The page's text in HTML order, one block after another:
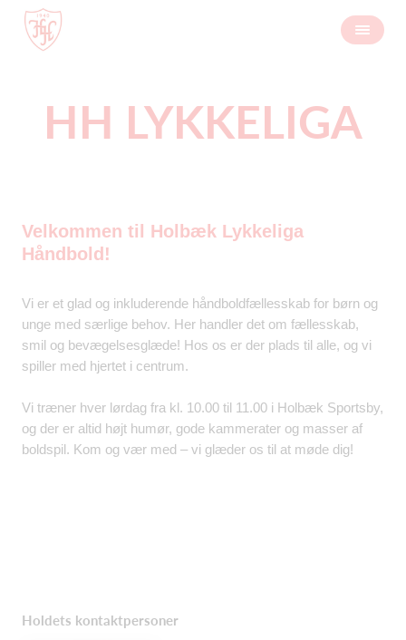
HH LYKKELIGA
Velkommen til Holbæk Lykkeliga
Håndbold!
Vi er et glad og inkluderende håndboldfællesskab for børn og
unge med særlige behov. Her handler det om fællesskab,
smil og bevægelsesglæde! Hos os er der plads til alle, og vi
spiller med hjertet i centrum.
Vi træner hver lørdag fra kl. 10.00 til 11.00 i Holbæk Sportsby,
og der er altid højt humør, gode kammerater og masser af
boldspil. Kom og vær med – vi glæder os til at møde dig!
Holdets kontaktpersoner